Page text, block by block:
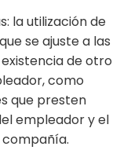
la utilización de
se ajuste a las
de otro
como
que presten
empleador y el